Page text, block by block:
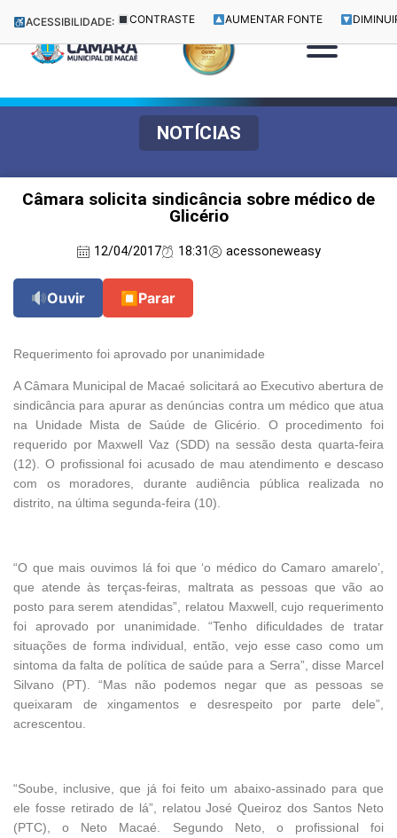
ACESSIBILIDADE: CONTRASTE AUMENTAR FONTE
NOTÍCIAS
Câmara solicita sindicância sobre médico de
Glicério
12/04/2017 18:31 acessoneweasy
Ouvir ⏹ Parar
Requerimento foi aprovado por unanimidade
A Câmara Municipal de Macaé solicitará ao Executivo abertura de
sindicância para apurar as denúncias contra um médico que atua
na Unidade Mista de Saúde de Glicério. O procedimento foi
requerido por Maxwell Vaz (SDD) na sessão desta quarta-feira
(12). O profissional foi acusado de mau atendimento e descaso
com os moradores, durante audiência pública realizada no
distrito, na última segunda-feira (10).
“O que mais ouvimos lá foi que ‘o médico do Camaro amarelo’,
que atende às terças-feiras, maltrata as pessoas que vão ao
posto para serem atendidas”, relatou Maxwell, cujo requerimento
foi aprovado por unanimidade. “Tenho dificuldades de tratar
situações de forma individual, então, vejo esse caso como um
sintoma da falta de política de saúde para a Serra”, disse Marcel
Silvano (PT). “Mas não podemos negar que as pessoas se
queixaram de xingamentos e desrespeito por parte dele”,
acrescentou.
“Soube, inclusive, que já foi feito um abaixo-assinado para que
ele fosse retirado de lá”, relatou José Queiroz dos Santos Neto
(PTC), o Neto Macaé. Segundo Neto, o profissional foi